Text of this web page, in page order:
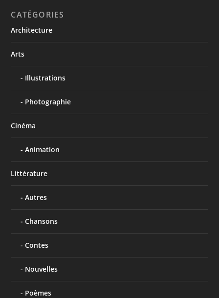
CATÉGORIES
Architecture
Arts
Illustrations
Photographie
Cinéma
Animation
Littérature
Autres
Chansons
Contes
Nouvelles
Poèmes